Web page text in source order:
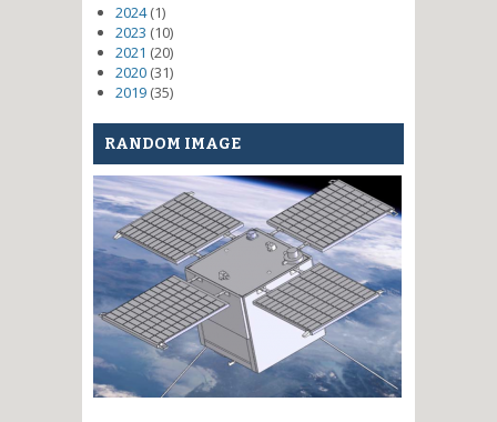
2024(1)
2023 (10)
2021 (20)
2020 (31)
2019 (35)
RANDOM IMAGE